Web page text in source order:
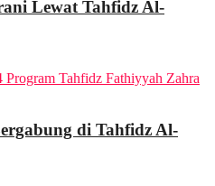
Lewat Tahfidz Al-
di Tahfidz Al-